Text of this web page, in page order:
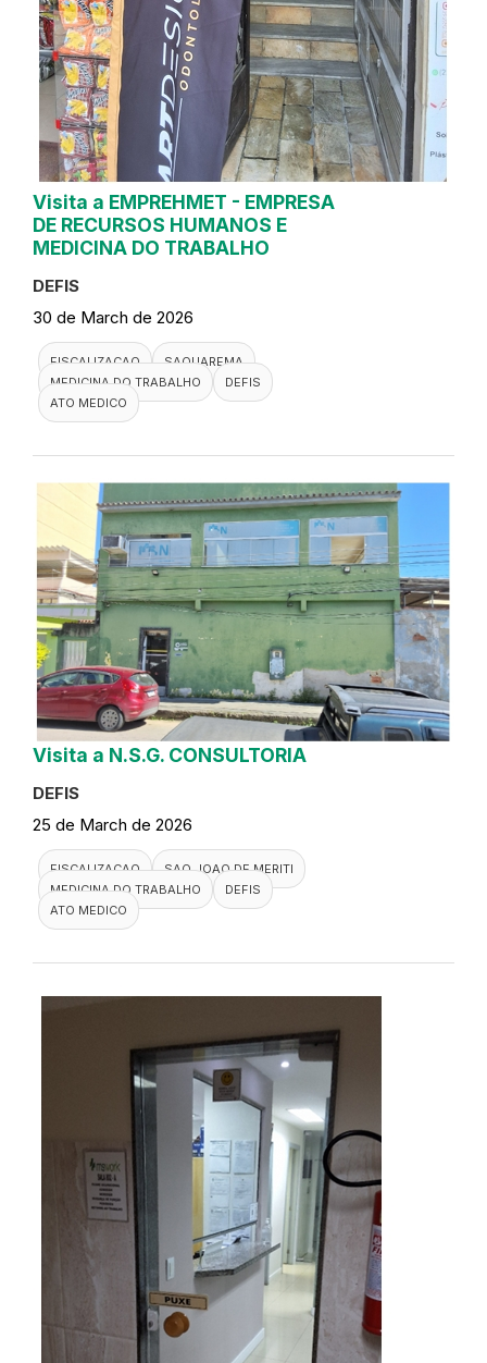
Visita a EMPREHMET - EMPRESA
DE RECURSOS HUMANOS E
MEDICINA DO TRABALHO
DEFIS
30 de March de 2026
FISCALIZACAO
SAQUAREMA
MEDICINA DO TRABALHO
DEFIS
ATO MEDICO
Visita a N.S.G. CONSULTORIA
DEFIS
25 de March de 2026
FISCALIZACAO
SAO JOAO DE MERITI
MEDICINA DO TRABALHO
DEFIS
ATO MEDICO